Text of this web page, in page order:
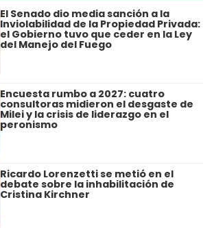
El Senado dio media sanción a la
Inviolabilidad de la Propiedad Privada:
el Gobierno tuvo que ceder en la Ley
del Manejo del Fuego
Encuesta rumbo a 2027: cuatro
consultoras midieron el desgaste de
Milei y la crisis de liderazgo en el
peronismo
Ricardo Lorenzetti se metió en el
debate sobre la inhabilitación de
Cristina Kirchner